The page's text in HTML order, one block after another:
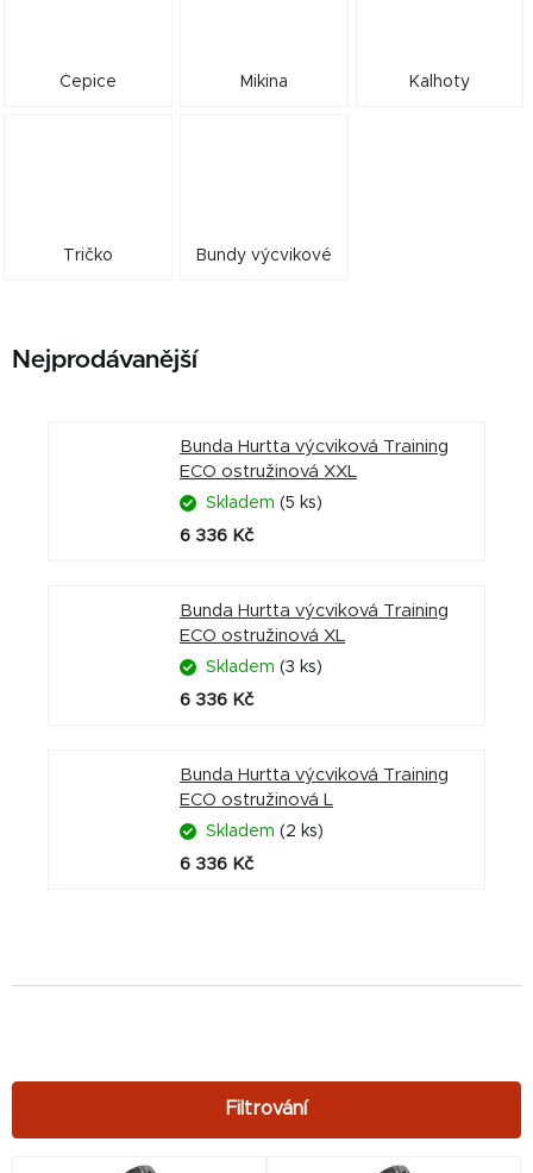
Čepice Mikina Kalhoty
Tričko Bundy výcvikové
Nejprodávanější
Bunda Hurtta výcviková Training
ECO ostružinová XXL
Skladem (5 ks)
6 336 Kč
Bunda Hurtta výcviková Training
ECO ostružinová XL
Skladem (3 ks)
6 336 Kč
Bunda Hurtta výcviková Training
ECO ostružinová L
Skladem (2 ks)
6 336 Kč